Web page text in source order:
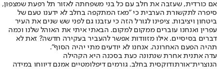
אם כורדית, שעזבה את חלב עם כל בני משפחתה לאזור תל רפעת שמצפון,
סיפרה לתקשורת הערבית כי "מאז המתקפה בחלב לא ידענו טעם של
ביטחון ויציבות. ציפינו לגורל הזה כי עזבנו גם לפני שש שנים את העיר
עפרין ואנחנו עוברים ממקום למקום. הבאתי איתי את האוהל שלנו וכמה
דברים בסיסיים. אילו מזוודות אפשר להעביר בעקירה חדשה? זאת לא
תהיה הפעם האחרונה. אנחנו לא יודעים מתי יהיה הסוף".
עדה אתנית אחרת שנתונה כעת בסכנה היא הקהילה
הנוצרית־אורתודוקסית בחלב. גורמים דיפלומטיים אמנם דיווחו במידה